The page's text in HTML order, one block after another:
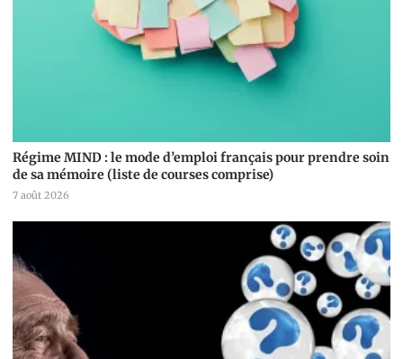
Régime MIND : le mode d’emploi français pour prendre soin
de sa mémoire (liste de courses comprise)
7 août 2026